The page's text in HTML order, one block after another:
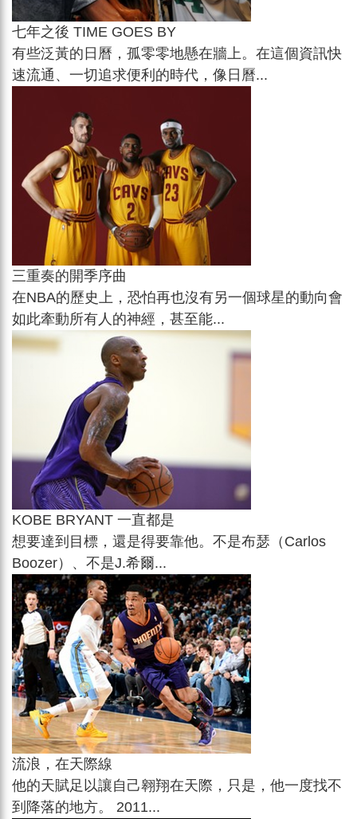
七年之後 TIME GOES BY
有些泛黃的日曆，孤零零地懸在牆上。在這個資訊快
速流通、一切追求便利的時代，像日曆...
三重奏的開季序曲
在NBA的歷史上，恐怕再也沒有另一個球星的動向會
如此牽動所有人的神經，甚至能...
KOBE BRYANT 一直都是
想要達到目標，還是得要靠他。不是布瑟（Carlos
Boozer）、不是J.希爾...
流浪，在天際線
他的天賦足以讓自己翱翔在天際，只是，他一度找不
到降落的地方。 2011...